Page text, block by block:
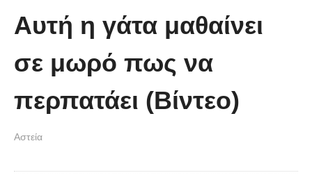
Απολαυστικοί Μέριλ Στριπ και Τομ
άλλον
Αυτή η γάτα μαθαίνει
σε μωρό πως να
περπατάει (Βίντεο)
Αστεία